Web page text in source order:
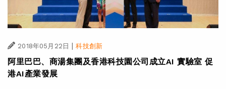
2018年05月22日 | 科技創新
阿里巴巴、商湯集團及香港科技園公司成立AI 實驗室 促
港AI產業發展